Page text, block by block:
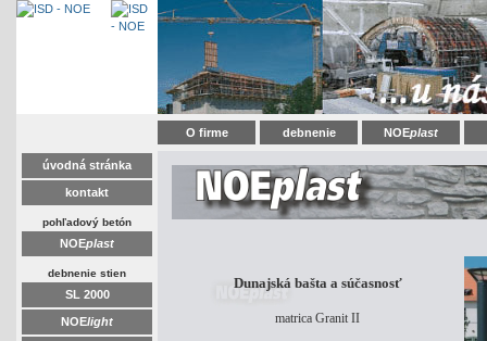
O firme debnenie NOEplast
úvodná stránka
kontakt
pohľadový betón
NOEplast
debnenie stien
SL 2000
NOElight
Dunajská bašta a súčasnosť
matrica Granit II